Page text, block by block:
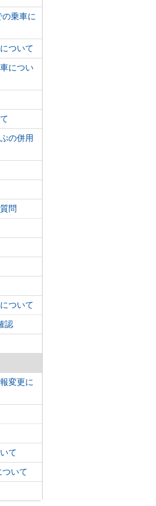
乗車に
ついて
につい
の併用
問
ついて
認
変更に
て
ついて